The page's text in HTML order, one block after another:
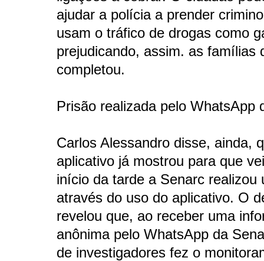
ajudar a polícia a prender
usam o tráfico de drogas como
prejudicando, assim. as famílias
completou.
Prisão realizada pelo WhatsApp
Carlos Alessandro disse, ainda,
aplicativo já mostrou para que
início da tarde a Senarc realizou
através do uso do aplicativo. O
revelou que, ao receber uma
anônima pelo WhatsApp da
de investigadores fez o